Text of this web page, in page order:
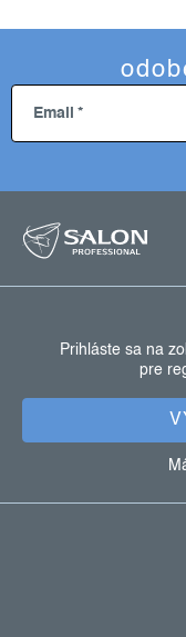
Email
Prihláste sa na
pre